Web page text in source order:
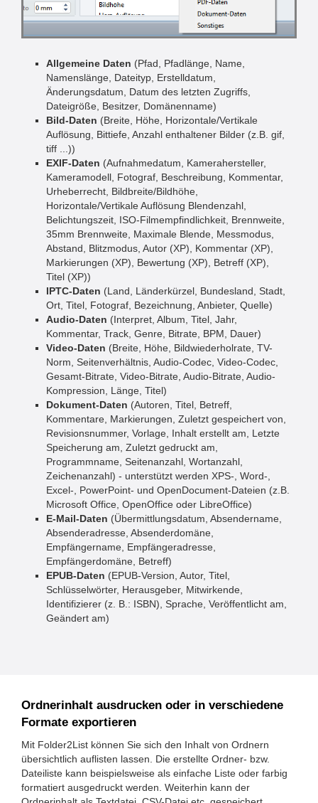
Allgemeine Daten (Pfad, Pfadlänge, Name,
Namenslänge, Dateityp, Erstelldatum,
Änderungsdatum, Datum des letzten Zugriffs,
Dateigröße, Besitzer, Domänenname)
Bild-Daten (Breite, Höhe, Horizontale/Vertikale
Auflösung, Bittiefe, Anzahl enthaltener Bilder (z.B. gif,
tiff ...))
EXIF-Daten (Aufnahmedatum, Kamerahersteller,
Kameramodell, Fotograf, Beschreibung, Kommentar,
Urheberrecht, Bildbreite/Bildhöhe,
Horizontale/Vertikale Auflösung Blendenzahl,
Belichtungszeit, ISO-Filmempfindlichkeit, Brennweite,
35mm Brennweite, Maximale Blende, Messmodus,
Abstand, Blitzmodus, Autor (XP), Kommentar (XP),
Markierungen (XP), Bewertung (XP), Betreff (XP),
Titel (XP))
IPTC-Daten (Land, Länderkürzel, Bundesland, Stadt,
Ort, Titel, Fotograf, Bezeichnung, Anbieter, Quelle)
Audio-Daten (Interpret, Album, Titel, Jahr,
Kommentar, Track, Genre, Bitrate, BPM, Dauer)
Video-Daten (Breite, Höhe, Bildwiederholrate, TV-
Norm, Seitenverhältnis, Audio-Codec, Video-Codec,
Gesamt-Bitrate, Video-Bitrate, Audio-Bitrate, Audio-
Kompression, Länge, Titel)
Dokument-Daten (Autoren, Titel, Betreff,
Kommentare, Markierungen, Zuletzt gespeichert von,
Revisionsnummer, Vorlage, Inhalt erstellt am, Letzte
Speicherung am, Zuletzt gedruckt am,
Programmname, Seitenanzahl, Wortanzahl,
Zeichenanzahl) - unterstützt werden XPS-, Word-,
Excel-, PowerPoint- und OpenDocument-Dateien (z.B.
Microsoft Office, OpenOffice oder LibreOffice)
E-Mail-Daten (Übermittlungsdatum, Absendername,
Absenderadresse, Absenderdomäne,
Empfängername, Empfängeradresse,
Empfängerdomäne, Betreff)
EPUB-Daten (EPUB-Version, Autor, Titel,
Schlüsselwörter, Herausgeber, Mitwirkende,
Identifizierer (z. B.: ISBN), Sprache, Veröffentlicht am,
Geändert am)
Ordnerinhalt ausdrucken oder in verschiedene
Formate exportieren
Mit Folder2List können Sie sich den Inhalt von Ordnern
übersichtlich auflisten lassen. Die erstellte Ordner- bzw.
Dateiliste kann beispielsweise als einfache Liste oder farbig
formatiert ausgedruckt werden. Weiterhin kann der